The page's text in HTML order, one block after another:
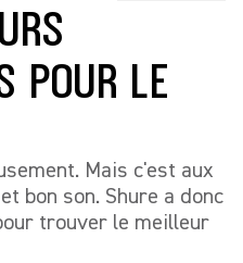
POUR LE
Mais c'est aux
bon son. Shure a donc
trouver le meilleur